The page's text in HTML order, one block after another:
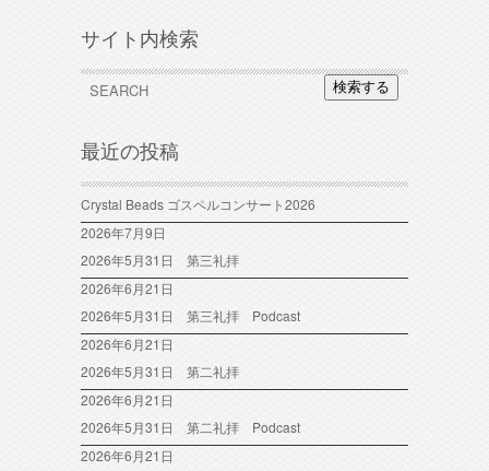
サイト内検索
検索する
最近の投稿
Crystal Beads ゴスペルコンサート2026
2026年7月9日
2026年5月31日 第三礼拝
2026年6月21日
2026年5月31日 第三礼拝 Podcast
2026年6月21日
2026年5月31日 第二礼拝
2026年6月21日
2026年5月31日 第二礼拝 Podcast
2026年6月21日